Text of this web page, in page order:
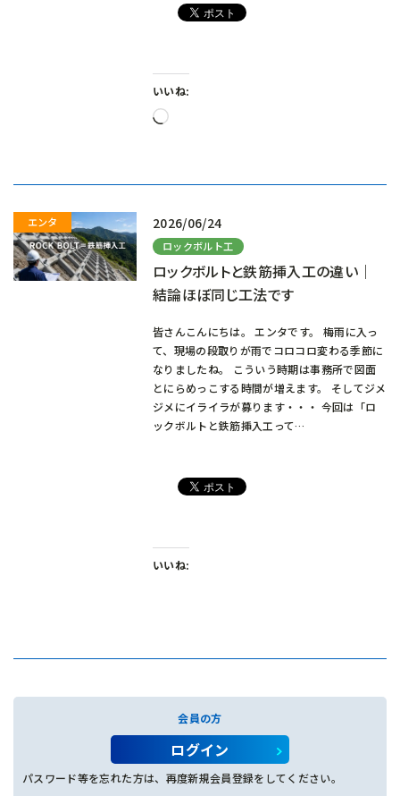
いいね:
読
2026/06/24
ロックボルト工
ロックボルトと鉄筋挿入工の違い｜
結論ほぼ同じ工法です
皆さんこんにちは。 エンタです。 梅雨に入っ
て、現場の段取りが雨でコロコロ変わる季節に
なりましたね。 こういう時期は事務所で図面
とにらめっこする時間が増えます。 そしてジメ
ジメにイライラが募ります・・・ 今回は「ロ
ックボルトと鉄筋挿入工って…
いいね:
会員の方
ログイン
パスワード等を忘れた方は、再度新規会員登録をしてください。